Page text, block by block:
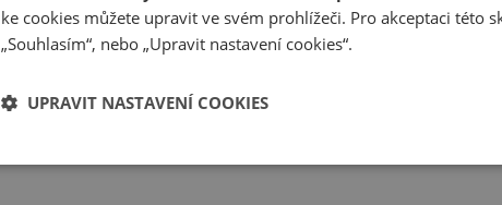
ke cookies můžete upravit ve svém prohlížeči. Pro akceptaci této
„Souhlasím“, nebo „Upravit nastavení cookies“.
UPRAVIT NASTAVENÍ COOKIES